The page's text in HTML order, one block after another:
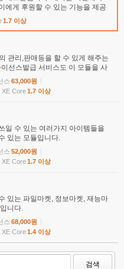
에게 후원할 수 있는 기능을 제공
1.7 이상
관리,판매등을 할 수 있게 해주는
선스발급 서비스도 이 모듈을 사
스 63,000원
XE Core1.7 이상
일 수 있는 여러가지 아이템들을
있는 모듈입니다.
스 52,000원
XE Core1.7 이상
있는 파일마켓, 정보마켓, 재능마
니다.
스 68,000원
XE Core1.4 이상
검색